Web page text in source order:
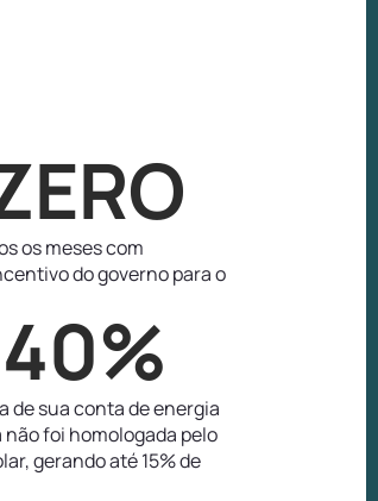
os meses com
do governo para o
40%
de sua conta de energia
não foi homologada pelo
gerando até 15% de